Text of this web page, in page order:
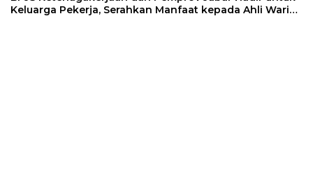
Keluarga Pekerja, Serahkan Manfaat kepada Ahli Waris